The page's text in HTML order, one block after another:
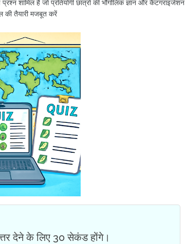
शामिल हैं जो प्रतियोगी छात्रों की भौगोलिक ज्ञान और कैटगराइजेशन
की तैयारी मजबूत करें
देने के लिए 30 सेकंड होंगे।